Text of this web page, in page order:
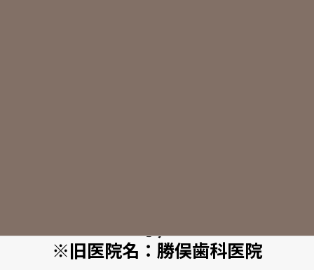
※旧医院名：勝俣歯科医院